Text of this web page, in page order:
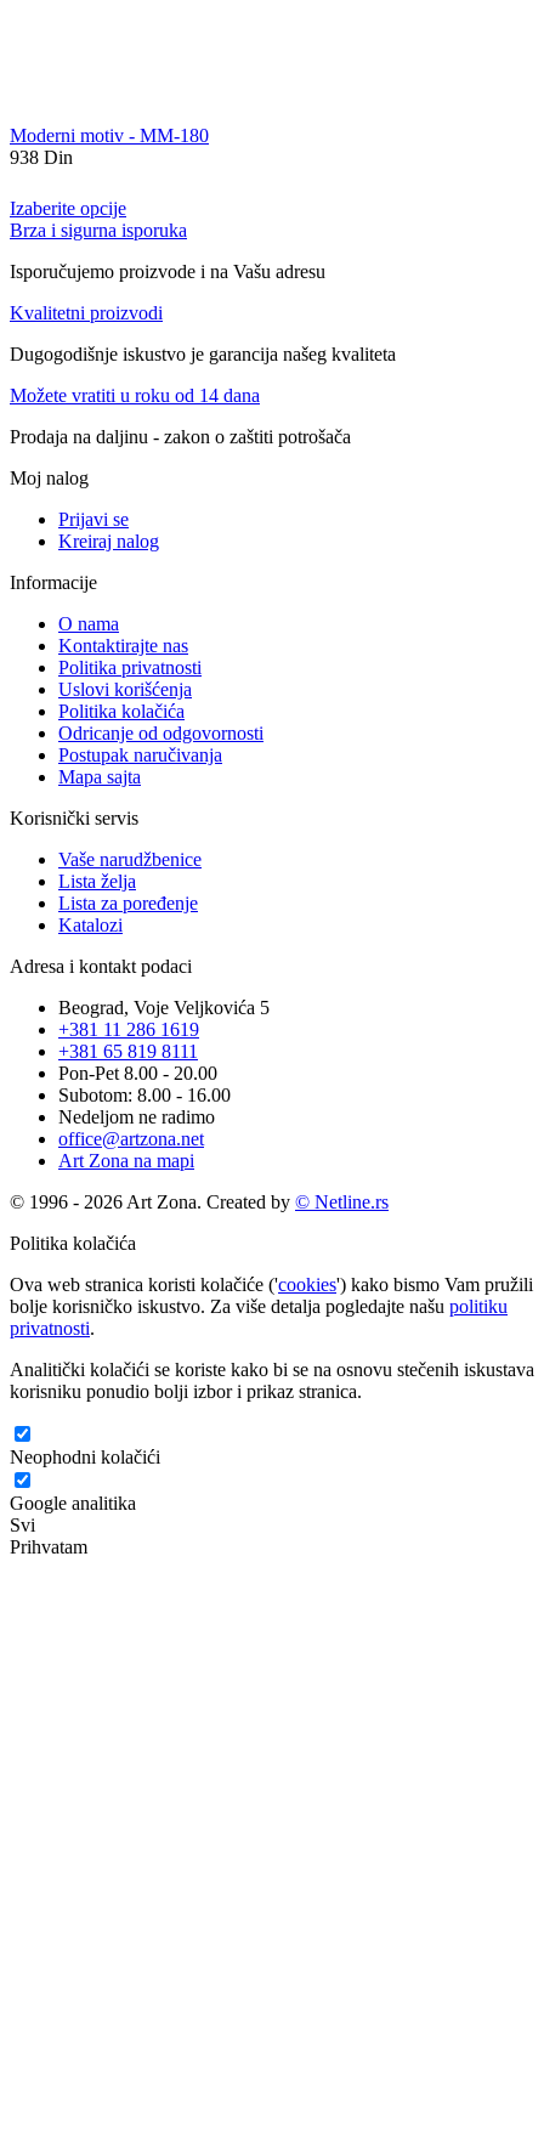
Moderni motiv - MM-180
938 Din
Izaberite opcije
Brza i sigurna isporuka
Isporučujemo proizvode i na Vašu adresu
Kvalitetni proizvodi
Dugogodišnje iskustvo je garancija našeg kvaliteta
Možete vratiti u roku od 14 dana
Prodaja na daljinu - zakon o zaštiti potrošača
Moj nalog
Prijavi se
Kreiraj nalog
Informacije
O nama
Kontaktirajte nas
Politika privatnosti
Uslovi korišćenja
Politika kolačića
Odricanje od odgovornosti
Postupak naručivanja
Mapa sajta
Korisnički servis
Vaše narudžbenice
Lista želja
Lista za poređenje
Katalozi
Adresa i kontakt podaci
Beograd, Voje Veljkovića 5
+381 11 286 1619
+381 65 819 8111
Pon-Pet 8.00 - 20.00
Subotom: 8.00 - 16.00
Nedeljom ne radimo
office@artzona.net
Art Zona na mapi
© 1996 - 2026 Art Zona. Created by © Netline.rs
Politika kolačića
Ova web stranica koristi kolačiće ('cookies') kako bismo Vam pružili
bolje korisničko iskustvo. Za više detalja pogledajte našu politiku
privatnosti.
Analitički kolačići se koriste kako bi se na osnovu stečenih iskustava
korisniku ponudio bolji izbor i prikaz stranica.
Neophodni kolačići
Google analitika
Svi
Prihvatam